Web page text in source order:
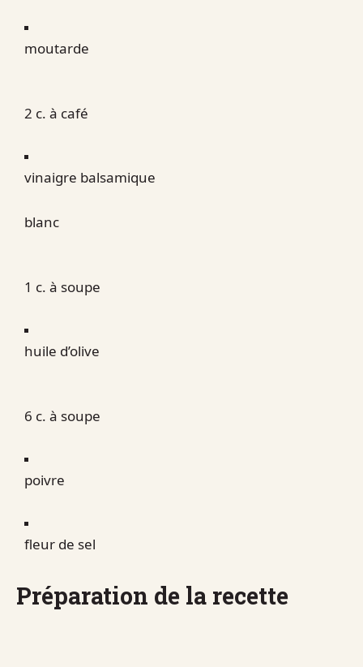
moutarde
2 c. à café
vinaigre balsamique
blanc
1 c. à soupe
huile d’olive
6 c. à soupe
poivre
fleur de sel
Préparation de la recette